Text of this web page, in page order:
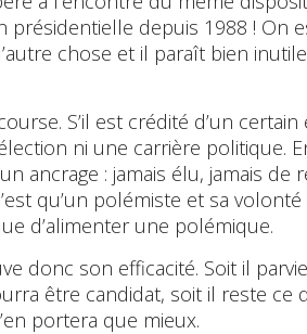
présidentielle depuis 1988 ! On
chose et il paraît bien
S’il est crédité d’un
ni une carrière politique.
ancrage : jamais élu, jamais
qu’un polémiste et sa volonté
d’alimenter une polémique.
donc son efficacité. Soit il
être candidat, soit il reste ce
portera que mieux.